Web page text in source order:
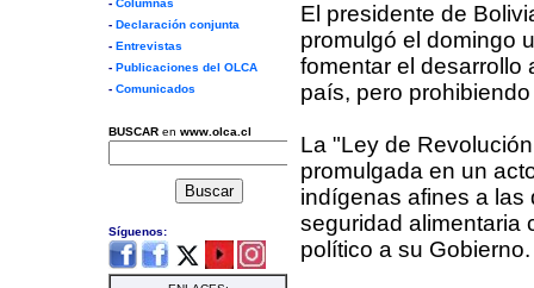
El presidente de
promulgó el domingo
fomentar el desarrollo
país, pero
La "Ley de
promulgada en un
indígenas afines a las
seguridad alimentaria
político a su Gobierno.